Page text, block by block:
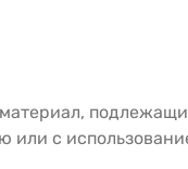
или с